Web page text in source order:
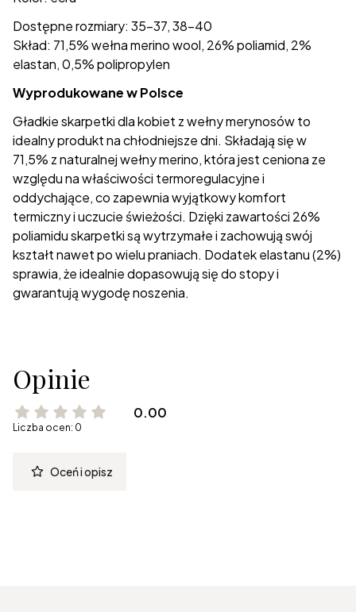
Dostępne rozmiary: 35-37, 38-40
Skład: 71,5% wełna merino wool, 26% poliamid, 2%
elastan, 0,5% polipropylen
Wyprodukowane w Polsce
Gładkie skarpetki dla kobiet z wełny merynosów to
idealny produkt na chłodniejsze dni. Składają się w
71,5% z naturalnej wełny merino, która jest ceniona ze
względu na właściwości termoregulacyjne i
oddychające, co zapewnia wyjątkowy komfort
termiczny i uczucie świeżości. Dzięki zawartości 26%
poliamidu skarpetki są wytrzymałe i zachowują swój
kształt nawet po wielu praniach. Dodatek elastanu (2%)
sprawia, że idealnie dopasowują się do stopy i
gwarantują wygodę noszenia.
Opinie
0.00
Liczba ocen: 0
Oceń i opisz